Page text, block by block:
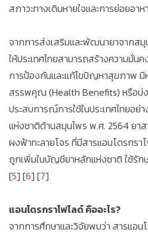
สภาวะทางเดินหายใจและการย่อยอาห
จากการส่งเสริมและพัฒนายาจากสมุ
ให้ประเทศไทยสามารถสร้างความมั่น
การป้องกันและแก้ไขปัญหาสุขภาพ
สรรพคุณ (Health Benefits) หรือบ่
ประสบการณ์การใช้ในประเทศไทยอ
แห่งชาติด้านสมุนไพร พ.ศ. 2564 ยา
ผงฟ้าทะลายโจร ที่มีสารแอนโดรกร
ถูกเพิ่มในบัญชียาหลักแห่งชาติ ใช้รัก
[5] [6] [7]
แอนโดรกราโฟไลด์ คืออะไร?
จากการศึกษาและวิจัยพบว่า สารแอน